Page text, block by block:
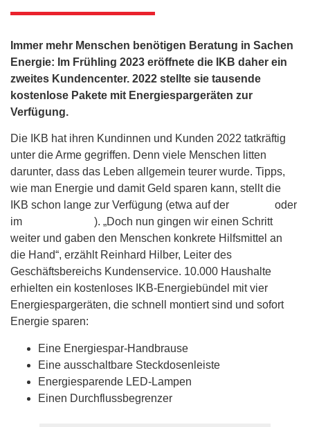
Immer mehr Menschen benötigen Beratung in Sachen
Energie: Im Frühling 2023 eröffnete die IKB daher ein
zweites Kundencenter. 2022 stellte sie tausende
kostenlose Pakete mit Energiespargeräten zur
Verfügung.
Die IKB hat ihren Kundinnen und Kunden 2022 tatkräftig
unter die Arme gegriffen. Denn viele Menschen litten
darunter, dass das Leben allgemein teurer wurde. Tipps,
wie man Energie und damit Geld sparen kann, stellt die
IKB schon lange zur Verfügung (etwa auf der
oder
im
). „Doch nun gingen wir einen Schritt
weiter und gaben den Menschen konkrete Hilfsmittel an
die Hand“, erzählt Reinhard Hilber, Leiter des
Geschäftsbereichs Kundenservice. 10.000 Haushalte
erhielten ein kostenloses IKB-Energiebündel mit vier
Energiespargeräten, die schnell montiert sind und sofort
Energie sparen:
Eine Energiespar-Handbrause
Eine ausschaltbare Steckdosenleiste
Energiesparende LED-Lampen
Einen Durchflussbegrenzer